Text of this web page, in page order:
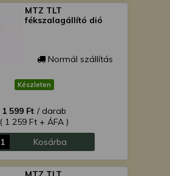
MTZ TLT
fékszalagállító dió
Normál szállítás
Készleten
1 599 Ft / darab
( 1 259 Ft + ÁFA )
Kosárba